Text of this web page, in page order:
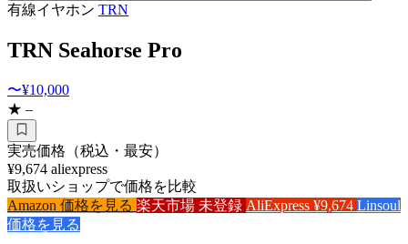
有線イヤホン TRN
TRN Seahorse Pro
〜¥10,000
★ –
実売価格（税込・最安）
¥9,674 aliexpress
取扱いショップで価格を比較
Amazon 価格を見る 楽天市場 未登録 AliExpress ¥9,674 Linsoul
価格を見る